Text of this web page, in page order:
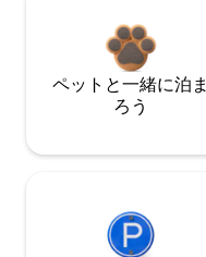
ペットと一緒に泊ま
ろう